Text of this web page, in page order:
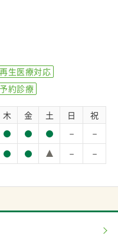
再生医療対応
予約診療
木 金 土 日 祝
－ －
－ －